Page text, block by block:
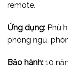
remote.
Ứng dụng: Phù
phòng ngủ,
Bảo hành: 10